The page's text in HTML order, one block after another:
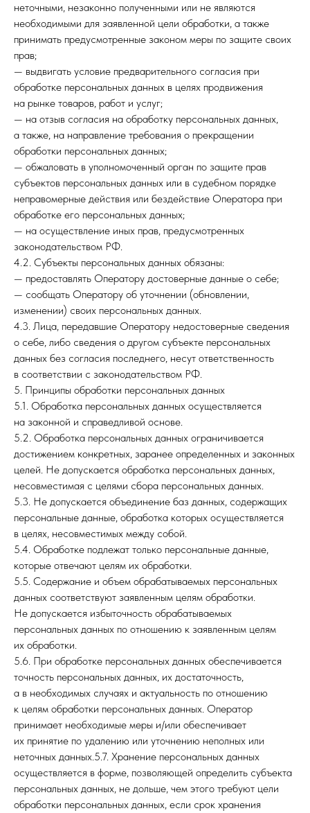
неточными, незаконно полученными или не являются
необходимыми для заявленной цели обработки, а также
принимать предусмотренные законом меры по защите своих
прав;
— выдвигать условие предварительного согласия при
обработке персональных данных в целях продвижения
на рынке товаров, работ и услуг;
— на отзыв согласия на обработку персональных данных,
а также, на направление требования о прекращении
обработки персональных данных;
— обжаловать в уполномоченный орган по защите прав
субъектов персональных данных или в судебном порядке
неправомерные действия или бездействие Оператора при
обработке его персональных данных;
— на осуществление иных прав, предусмотренных
законодательством РФ.
4.2. Субъекты персональных данных обязаны:
— предоставлять Оператору достоверные данные о себе;
— сообщать Оператору об уточнении (обновлении,
изменении) своих персональных данных.
4.3. Лица, передавшие Оператору недостоверные сведения
о себе, либо сведения о другом субъекте персональных
данных без согласия последнего, несут ответственность
в соответствии с законодательством РФ.
5. Принципы обработки персональных данных
5.1. Обработка персональных данных осуществляется
на законной и справедливой основе.
5.2. Обработка персональных данных ограничивается
достижением конкретных, заранее определенных и законных
целей. Не допускается обработка персональных данных,
несовместимая с целями сбора персональных данных.
5.3. Не допускается объединение баз данных, содержащих
персональные данные, обработка которых осуществляется
в целях, несовместимых между собой.
5.4. Обработке подлежат только персональные данные,
которые отвечают целям их обработки.
5.5. Содержание и объем обрабатываемых персональных
данных соответствуют заявленным целям обработки.
Не допускается избыточность обрабатываемых
персональных данных по отношению к заявленным целям
их обработки.
5.6. При обработке персональных данных обеспечивается
точность персональных данных, их достаточность,
а в необходимых случаях и актуальность по отношению
к целям обработки персональных данных. Оператор
принимает необходимые меры и/или обеспечивает
их принятие по удалению или уточнению неполных или
неточных данных.5.7. Хранение персональных данных
осуществляется в форме, позволяющей определить субъекта
персональных данных, не дольше, чем этого требуют цели
обработки персональных данных, если срок хранения